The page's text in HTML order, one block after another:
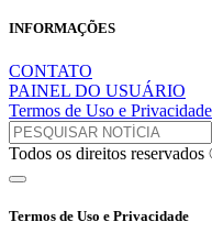
INFORMAÇÕES
CONTATO
PAINEL DO USUÁRIO
Termos de Uso e Privacidade
Todos os direitos
Termos de Uso e Privacidade